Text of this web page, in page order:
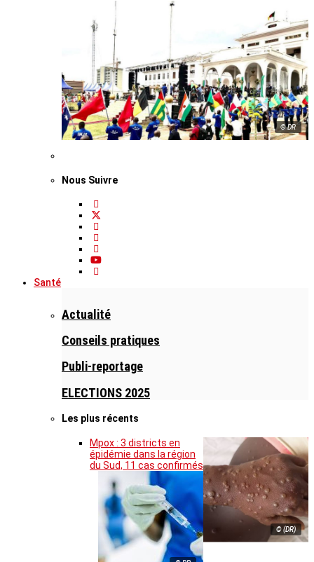
© DR
Nous Suivre
Santé
Actualité
Conseils pratiques
Publi-reportage
ELECTIONS 2025
Les plus récents
© (DR)
Mpox : 3 districts en
épidémie dans la région
du Sud, 11 cas confirmés